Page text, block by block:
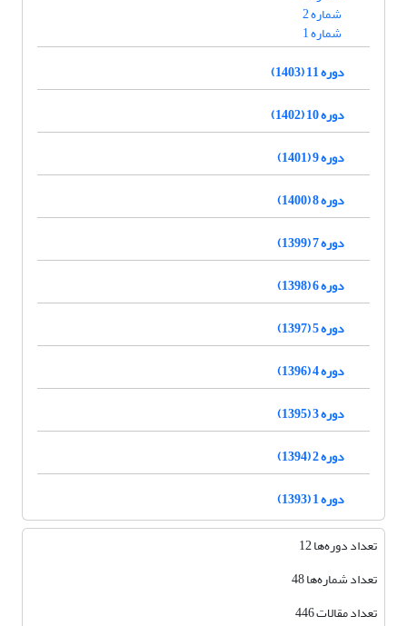
شماره 2
شماره 1
دوره 11 (1403)
دوره 10 (1402)
دوره 9 (1401)
دوره 8 (1400)
دوره 7 (1399)
دوره 6 (1398)
دوره 5 (1397)
دوره 4 (1396)
دوره 3 (1395)
دوره 2 (1394)
دوره 1 (1393)
تعداد دوره‌ها 12
تعداد شماره‌ها 48
تعداد مقالات 446